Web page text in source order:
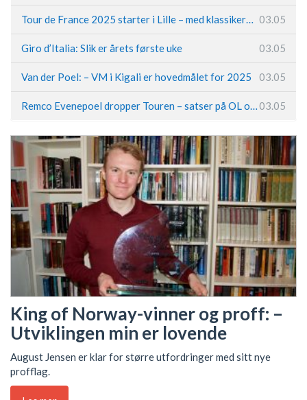
Tour de France 2025 starter i Lille – med klassikerpreg 03.05
Giro d’Italia: Slik er årets første uke 03.05
Van der Poel: – VM i Kigali er hovedmålet for 2025 03.05
Remco Evenepoel dropper Touren – satser på OL og Vueltaen03.05
King of Norway-vinner og proff: –
Utviklingen min er lovende
August Jensen er klar for større utfordringer med sitt nye
profflag.